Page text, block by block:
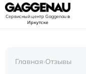
Сервисный центр Gaggenauв
Иркутске
Главная›Отзывы